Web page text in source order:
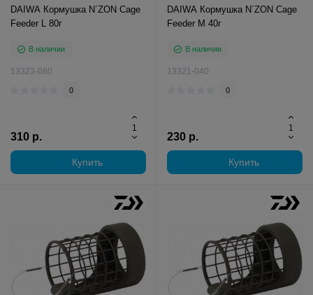
DAIWA Кормушка N´ZON Cage
Feeder L 80г
В наличии
13323-080
0
310 р.
Купить
DAIWA Кормушка N´ZON Cage
Feeder M 40г
В наличии
13321-040
0
230 р.
Купить